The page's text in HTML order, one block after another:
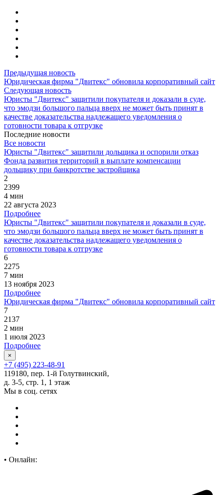
Предыдущая новость
Юридическая фирма "Двитекс" обновила корпоративный сайт
Следующая новость
Юристы "Двитекс" защитили покупателя и доказали в суде,
что эмодзи большого пальца вверх не может быть принят в
качестве доказательства надлежащего уведомления о
готовности товара к отгрузке
Последние новости
Все новости
Юристы "Двитекс" защитили дольщика и оспорили отказ
Фонда развития территорий в выплате компенсации
дольщику при банкротстве застройщика
2
2399
4 мин
22 августа 2023
Подробнее
Юристы "Двитекс" защитили покупателя и доказали в суде,
что эмодзи большого пальца вверх не может быть принят в
качестве доказательства надлежащего уведомления о
готовности товара к отгрузке
6
2275
7 мин
13 ноября 2023
Подробнее
Юридическая фирма "Двитекс" обновила корпоративный сайт
7
2137
2 мин
1 июля 2023
Подробнее
×
+7 (495) 223-48-91
119180, пер. 1-й Голутвинский,
д. 3-5, стр. 1, 1 этаж
Мы в соц. сетях
• Онлайн: